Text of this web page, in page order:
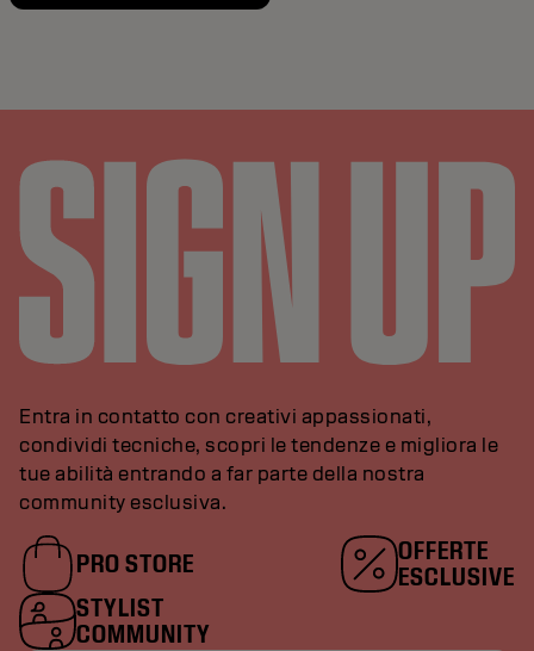
Entra in contatto con creativi appassionati,
condividi tecniche, scopri le tendenze e migliora le
tue abilità entrando a far parte della nostra
community esclusiva.
PRO STORE
OFFERTE
ESCLUSIVE
STYLIST
COMMUNITY